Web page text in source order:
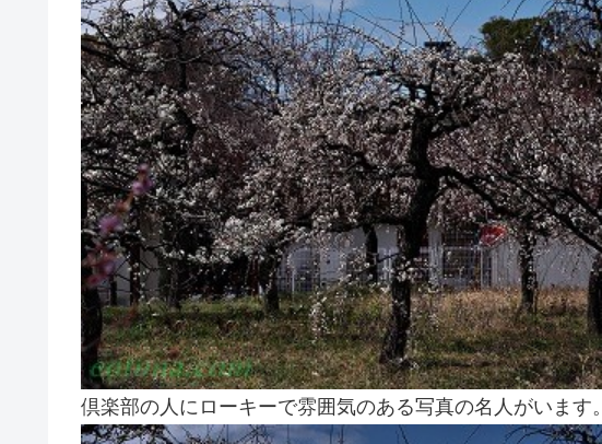
倶楽部の人にローキーで雰囲気のある写真の名人がいます。